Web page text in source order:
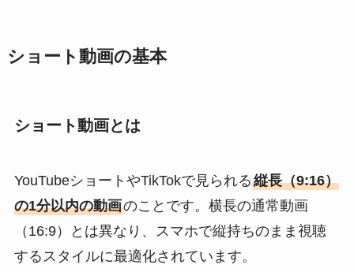
ショート動画の基本
ショート動画とは
YouTubeショートやTikTokで見られる縦長（9:16）
の1分以内の動画のことです。横長の通常動画
（16:9）とは異なり、スマホで縦持ちのまま視聴
するスタイルに最適化されています。